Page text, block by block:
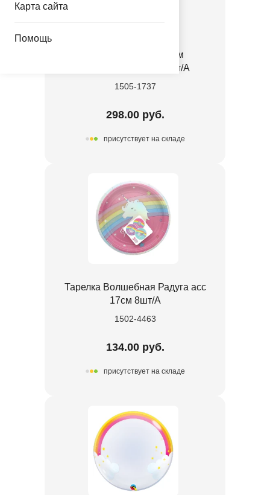
Карта сайта
Помощь
Гирлянда бум перлам
ВолшебнаяРадуга2шт/А
1505-1737
298.00 руб.
присутствует на складе
Тарелка Волшебная Радуга асс
17см 8шт/А
1502-4463
134.00 руб.
присутствует на складе